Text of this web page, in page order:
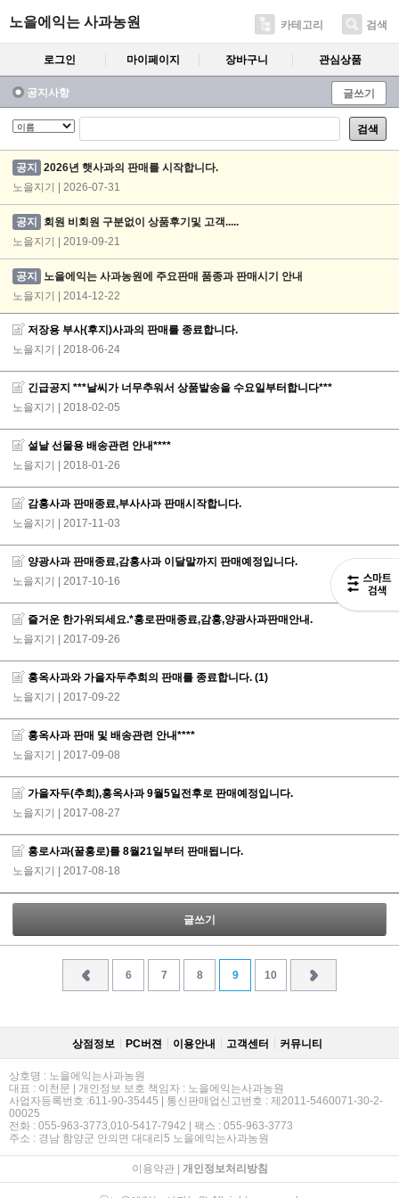
노을에익는 사과농원 카테고리 검색
로그인 마이페이지 장바구니 관심상품
공지사항 글쓰기
검색
공지 2026년 햇사과의 판매를 시작합니다.
노을지기 | 2026-07-31
공지
회원 비회원 구분없이 상품후기및 고객.....
노을지기 | 2019-09-21
공지
노을에익는 사과농원에 주요판매 품종과 판매시기 안내
노을지기 | 2014-12-22
저장용 부사(후지)사과의 판매를 종료합니다.
노을지기 | 2018-06-24
긴급공지 ***날씨가 너무추워서 상품발송을 수요일부터합니다***
노을지기 | 2018-02-05
설날 선물용 배송관련 안내****
노을지기 | 2018-01-26
감홍사과 판매종료,부사사과 판매시작합니다.
노을지기 | 2017-11-03
양광사과 판매종료,감홍사과 이달말까지 판매예정입니다.
노을지기 | 2017-10-16
즐거운 한가위되세요.*홍로판매종료,감홍,양광사과판매안내.
노을지기 | 2017-09-26
홍옥사과와 가을자두추희의 판매를 종료합니다. (1)
노을지기 | 2017-09-22
홍옥사과 판매 및 배송관련 안내****
노을지기 | 2017-09-08
가을자두(추희),홍옥사과 9월5일전후로 판매예정입니다.
노을지기 | 2017-08-27
홍로사과(꿀홍로)를 8월21일부터 판매됩니다.
노을지기 | 2017-08-18
글쓰기
6 7 8 9 10
상점정보 PC버젼 이용안내 고객센터 커뮤니티
상호명 : 노을에익는사과농원
대표 : 이천문 | 개인정보 보호 책임자 : 노을에익는사과농원
사업자등록번호 :611-90-35445 | 통신판매업신고번호 : 제2011-5460071-30-2-
00025
전화 : 055-963-3773,010-5417-7942 | 팩스 : 055-963-3773
주소 : 경남 함양군 안의면 대대리5 노을에익는사과농원
이용약관| 개인정보처리방침